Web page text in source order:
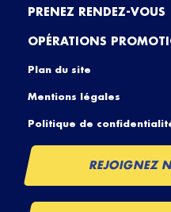
PRENEZ RENDEZ-VOUS
OPÉRATIONS
Plan du site
Mentions légales
Politique de
REJOIGNEZ